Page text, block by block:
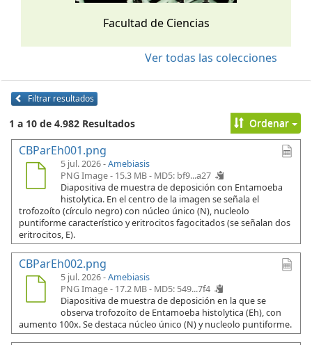
Facultad de Ciencias
Ver todas las colecciones
Filtrar resultados
1 a 10 de 4.982 Resultados Ordenar
CBParEh001.png
5 jul. 2026 -Amebiasis
PNG Image - 15.3 MB - MD5: bf9...a27
Diapositiva de muestra de deposición con Entamoeba
histolytica. En el centro de la imagen se señala el
trofozoíto (círculo negro) con núcleo único (N), nucleolo
puntiforme característico y eritrocitos fagocitados (se señalan dos
eritrocitos, E).
CBParEh002.png
5 jul. 2026 -Amebiasis
PNG Image - 17.2 MB - MD5: 549...7f4
Diapositiva de muestra de deposición en la que se
observa trofozoíto de Entamoeba histolytica (Eh), con
aumento 100x. Se destaca núcleo único (N) y nucleolo puntiforme.